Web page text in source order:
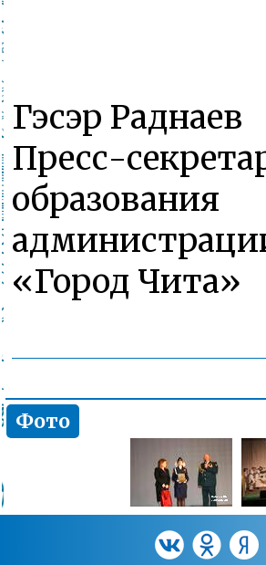
Гэсэр Раднаев
Пресс-
образования
«Город Чита»
Фото